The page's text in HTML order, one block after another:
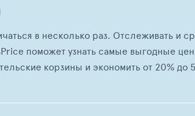
в несколько раз. Отслеживать и
поможет узнать самые выгодные
корзины и экономить от 20% до